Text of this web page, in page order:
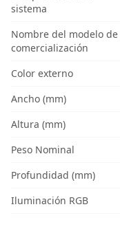
sistema
Nombre del modelo de
comercialización
Color externo
Ancho (mm)
Altura (mm)
Peso Nominal
Profundidad (mm)
Iluminación RGB